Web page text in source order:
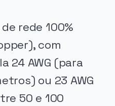
rede 100%
com
24 AWG (para
ou 23 AWG
50 e 100